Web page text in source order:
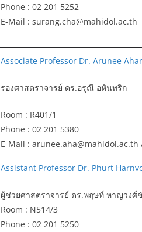
Phone : 02 201 5252
E-Mail : surang.cha@mahidol.ac.th
Associate Professor Dr. Arunee
รองศาสตราจารย์ ดร.อรุณี อหันทริก
Room : R401/1
Phone : 02 201 5380
E-Mail : arunee.aha@mahidol.ac.th
Assistant Professor Dr. Phurt
ผู้ช่วยศาสตราจารย์ ดร.พฤษท์ หาญวงศ์
Room : N514/3
Phone : 02 201 5250